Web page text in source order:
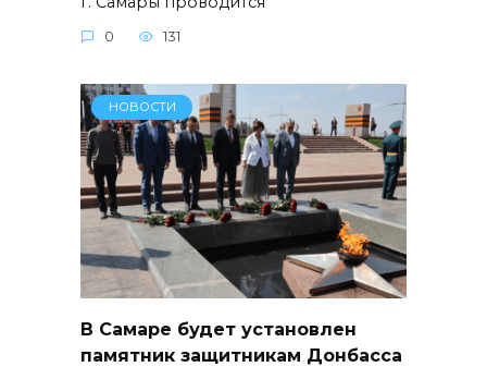
0 131
НОВОСТИ
В Самаре будет установлен
памятник защитникам Донбасса